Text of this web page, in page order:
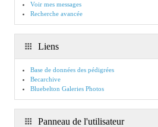
Voir mes messages
Recherche avancée
Liens
Base de données des pédigrées
Becarchive
Bluebelton Galeries Photos
Panneau de l'utilisateur